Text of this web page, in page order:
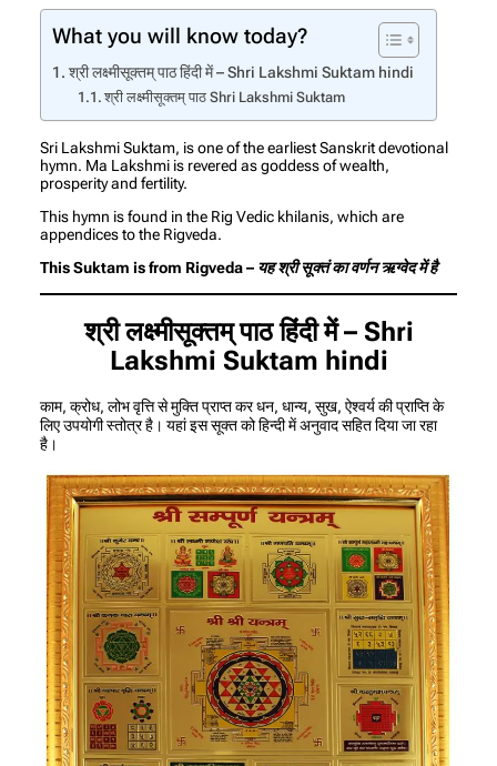
What you will know today?
श्री लक्ष्मीसूक्तम्‌ पाठ हिंदी में – Shri Lakshmi Suktam hindi
श्री लक्ष्मीसूक्तम्‌ पाठ Shri Lakshmi Suktam
Sri Lakshmi Suktam, is one of the earliest Sanskrit devotional
hymn. Ma Lakshmi is revered as goddess of wealth,
prosperity and fertility.
This hymn is found in the Rig Vedic khilanis, which are
appendices to the Rigveda.
This Suktam is from Rigveda – यह श्री सूक्तं का वर्णन ऋग्वेद में है
श्री लक्ष्मीसूक्तम्‌ पाठ हिंदी में – Shri
Lakshmi Suktam hindi
काम, क्रोध, लोभ वृत्ति से मुक्ति प्राप्त कर धन, धान्य, सुख, ऐश्वर्य की प्राप्ति के
लिए उपयोगी स्तोत्र है। यहां इस सूक्त को हिन्दी में अनुवाद सहित दिया जा रहा
है।